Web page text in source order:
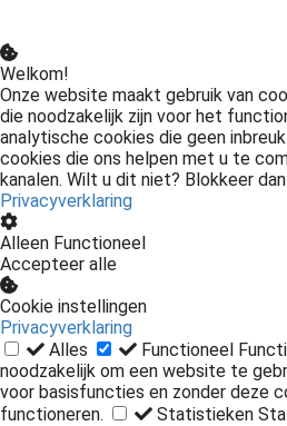
Welkom!
Onze website maakt gebruik van
die noodzakelijk zijn voor het
analytische cookies die geen
cookies die ons helpen met u te
kanalen. Wilt u dit niet? Blokkeer
Privacyverklaring
Alleen Functioneel
Accepteer alle
Cookie instellingen
Privacyverklaring
Alles
Functioneel
noodzakelijk om een website te
voor basisfuncties en zonder deze
functioneren.
Statistieken